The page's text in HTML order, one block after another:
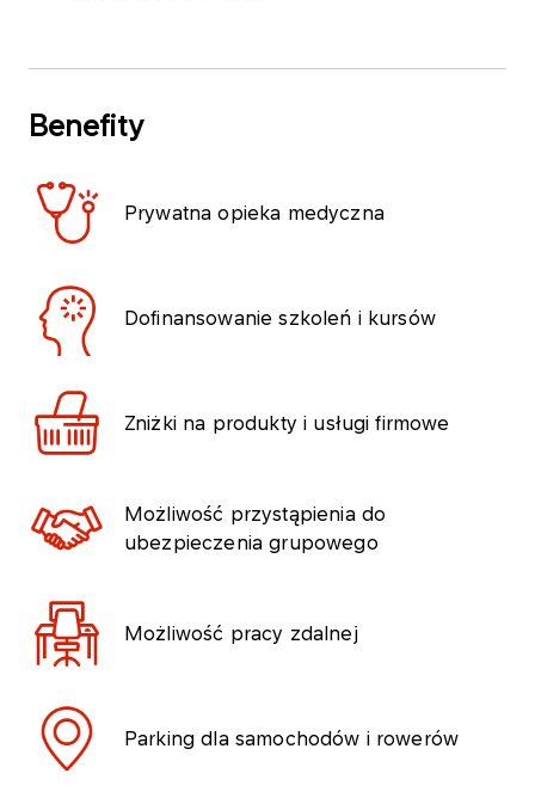
Benefity
Prywatna opieka medyczna
Dofinansowanie szkoleń i kursów
Zniżki na produkty i usługi firmowe
Możliwość przystąpienia do
ubezpieczenia grupowego
Możliwość pracy zdalnej
Parking dla samochodów i rowerów